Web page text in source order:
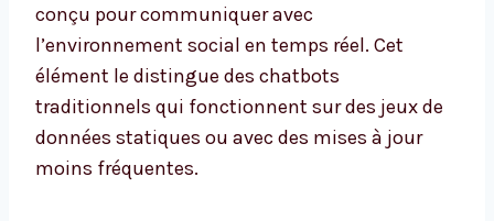
conçu pour communiquer avec
l’environnement social en temps réel. Cet
élément le distingue des chatbots
traditionnels qui fonctionnent sur des jeux de
données statiques ou avec des mises à jour
moins fréquentes.